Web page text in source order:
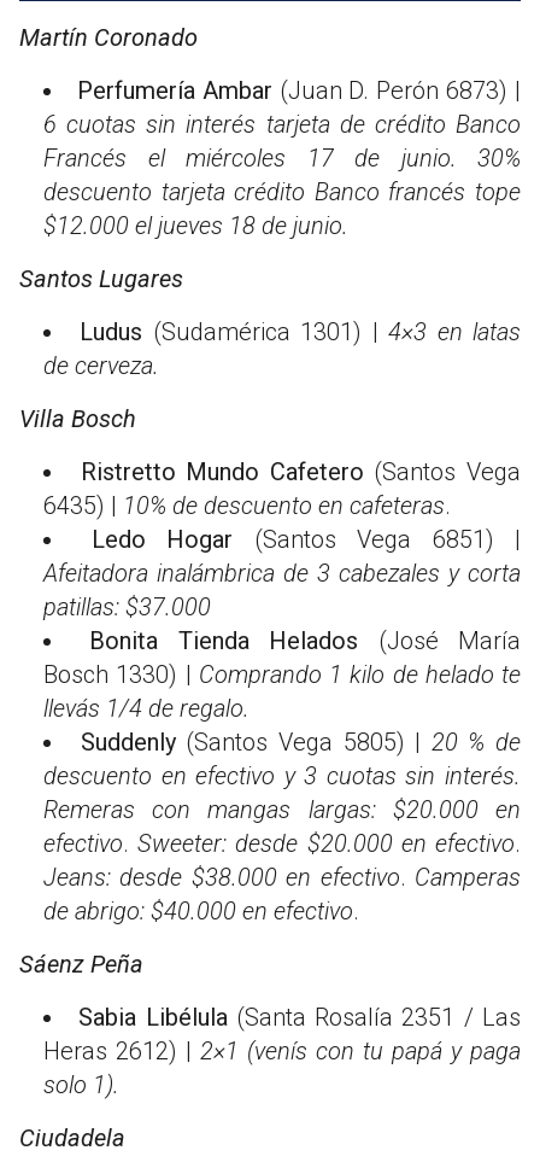
Martín Coronado
Perfumería Ambar (Juan D. Perón 6873) |
6 cuotas sin interés tarjeta de crédito Banco
Francés el miércoles 17 de junio. 30%
descuento tarjeta crédito Banco francés tope
$12.000 el jueves 18 de junio.
Santos Lugares
Ludus (Sudamérica 1301) |4×3 en latas
de cerveza.
Villa Bosch
Ristretto Mundo Cafetero (Santos Vega
6435) | 10% de descuento en cafeteras.
Ledo Hogar (Santos Vega 6851) |
Afeitadora inalámbrica de 3 cabezales y corta
patillas: $37.000
Bonita Tienda Helados (José María
Bosch 1330) | Comprando 1 kilo de helado te
llevás 1/4 de regalo.
Suddenly (Santos Vega 5805) | 20 % de
descuento en efectivo y 3 cuotas sin interés.
Remeras con mangas largas: $20.000 en
efectivo.Sweeter: desde $20.000 en efectivo.
Jeans: desde $38.000 en efectivo. Camperas
de abrigo: $40.000 en efectivo.
Sáenz Peña
Sabia Libélula (Santa Rosalía 2351 / Las
Heras 2612) | 2×1 (venís con tu papá y paga
solo 1).
Ciudadela